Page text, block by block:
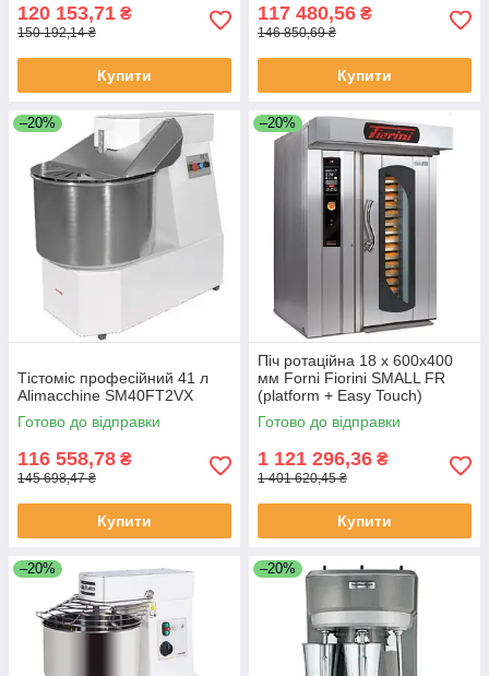
120 153,71 ₴
150 192,14 ₴
Купити
117 480,56 ₴
146 850,69 ₴
Купити
–20%
Тістоміс професійний 41 л
Alimacchine SM40FT2VX
Готово до відправки
116 558,78 ₴
145 698,47 ₴
Купити
–20%
Піч ротаційна 18 х 600х400
мм Forni Fiorini SMALL FR
(platform + Easy Touch)
Готово до відправки
1 121 296,36 ₴
1 401 620,45 ₴
Купити
–20% –20%